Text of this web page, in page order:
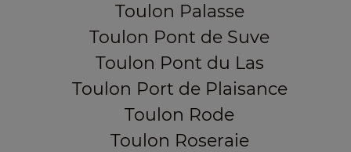
Toulon Palasse
Toulon Pont de Suve
Toulon Pont du Las
Toulon Port de Plaisance
Toulon Rode
Toulon Roseraie